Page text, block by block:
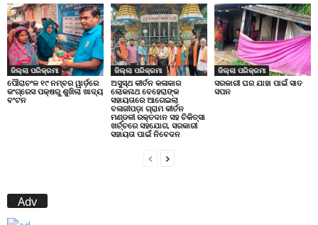
ଜିଲ୍ଲା ପରିକ୍ରମା
ପୌରାଚଂଳ ୧୯ ନମ୍ବର ୱାର୍ଡ଼ରେ
କଂଗ୍ରେସ ପକ୍ଷରୁ ଶୁଖିଲା ଖାଦ୍ୟ
ବଂଟନ
ଜିଲ୍ଲା ପରିକ୍ରମା
ଅସୁସ୍ଥ କୀର୍ତନ କଳାକାର
ଲୋକନାଥ ବେହେରାଙ୍କ
ସହାୟତାରେ ଆଗେଇଲା
ବଳାଜୀପଡ଼ା ଗ୍ରାମ କୀର୍ତନ
ମଣ୍ଡଳୀ ରକ୍ତଦାନ ସହ ଚିକିତ୍ସା
ଖର୍ଚ୍ଚରେ ସହଯୋଗ, ସରକାରୀ
ସହାୟତା ପାଇଁ ନିବେଦନ
ଜିଲ୍ଲା ପରିକ୍ରମା
ସରକାରୀ ଘର ଯାହା ପାଇଁ ସାତ
ସପନ
Adv